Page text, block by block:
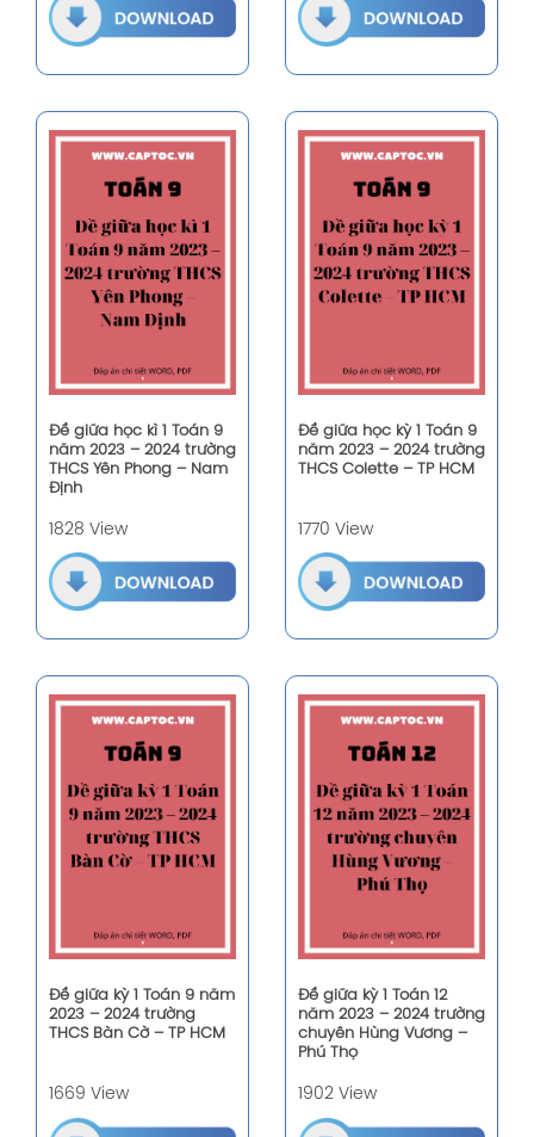
Đề giữa học kì 1 Toán 9
năm 2023 – 2024 trường
THCS Yên Phong – Nam
Định
1828 View
Đề giữa học kỳ 1 Toán 9
năm 2023 – 2024 trường
THCS Colette – TP HCM
1770 View
Đề giữa kỳ 1 Toán 9 năm
2023 – 2024 trường
THCS Bàn Cờ – TP HCM
1669 View
Đề giữa kỳ 1 Toán 12
năm 2023 – 2024 trường
chuyên Hùng Vương –
Phú Thọ
1902 View